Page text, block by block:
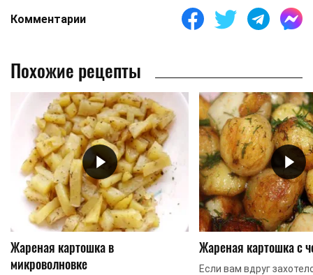
Комментарии
Похожие рецепты
Жареная картошка в
микроволновке
Жареная картошка с
Если вам вдруг